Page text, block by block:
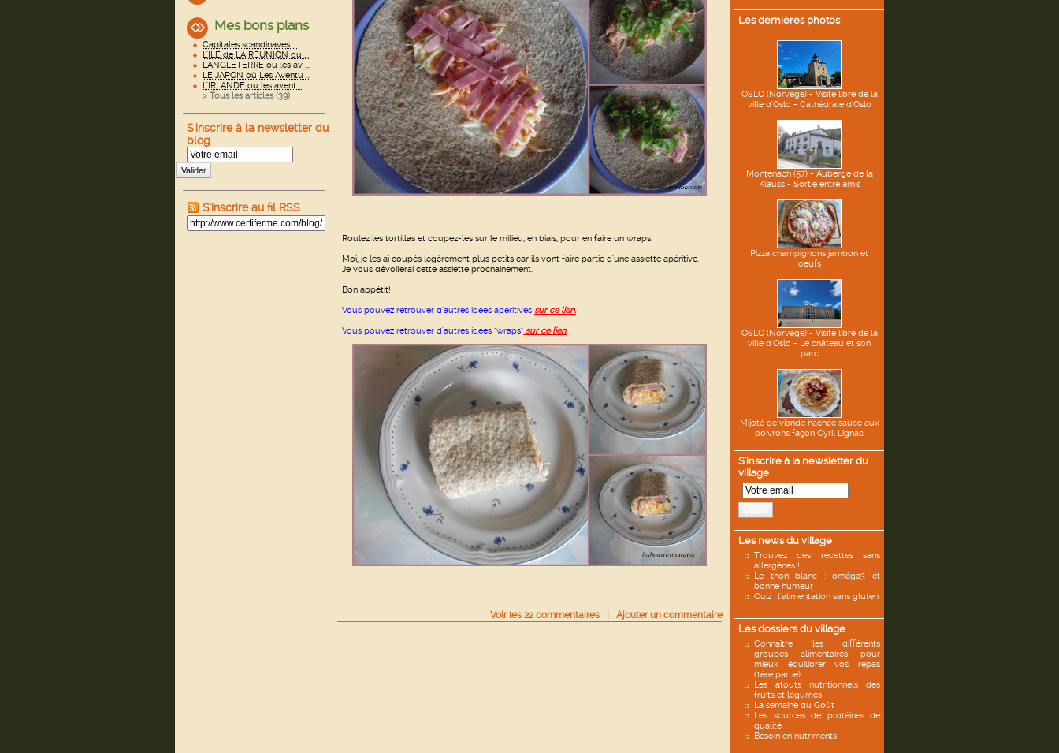
Les dernières photos
OSLO (Norvège) - Visite libre de la
ville d'Oslo - Cathédrale d'Oslo
Montenach (57) - Auberge de la
Klauss - Sortie entre amis
Pizza champignons jambon et
oeufs
OSLO (Norvège) - Visite libre de la
ville d'Oslo - Le château et son
parc
Mijoté de viande hachée sauce aux
poivrons façon Cyril Lignac
S'inscrire à la newsletter du
village
Les news du village
Trouvez des recettes sans
allergènes !
Le thon blanc : oméga3 et
bonne humeur
Quiz : l'alimentation sans gluten
Les dossiers du village
Connaître les différents
groupes alimentaires pour
mieux équilibrer vos repas
(1ère partie)
Les atouts nutritionnels des
fruits et légumes
La semaine du Goût
Les sources de protéines de
qualité
Besoin en nutriments
Mes bons plans
Capitales scandinaves ...
L'ÎLE de LA RÉUNION ou ...
L'ANGLETERRE ou les av ...
LE JAPON où Les Aventu ...
L'IRLANDE ou les avent ...
> Tous les articles (39)
S'inscrire à la newsletter du
blog
Valider
S'inscrire au fil RSS
Roulez les tortillas et coupez-les sur le milieu, en biais, pour en faire un wraps.
Moi, je les ai coupés légèrement plus petits car ils vont faire partie d'une assiette apéritive.
Je vous dévoilerai cette assiette prochainement.
Bon appétit!
Vous pouvez retrouver d'autres idées apéritives sur ce lien.
Vous pouvez retrouver d'autres idées "wraps" sur ce lien.
Voir les 22commentaires | Ajouter un commentaire